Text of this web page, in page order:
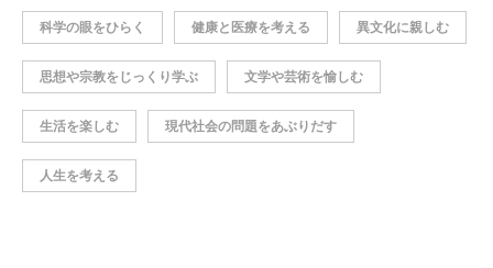
科学の眼をひらく 健康と医療を考える 異文化に親しむ
思想や宗教をじっくり学ぶ 文学や芸術を愉しむ
生活を楽しむ 現代社会の問題をあぶりだす
人生を考える